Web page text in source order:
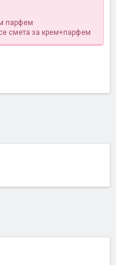
парфем
смета за крем+парфем